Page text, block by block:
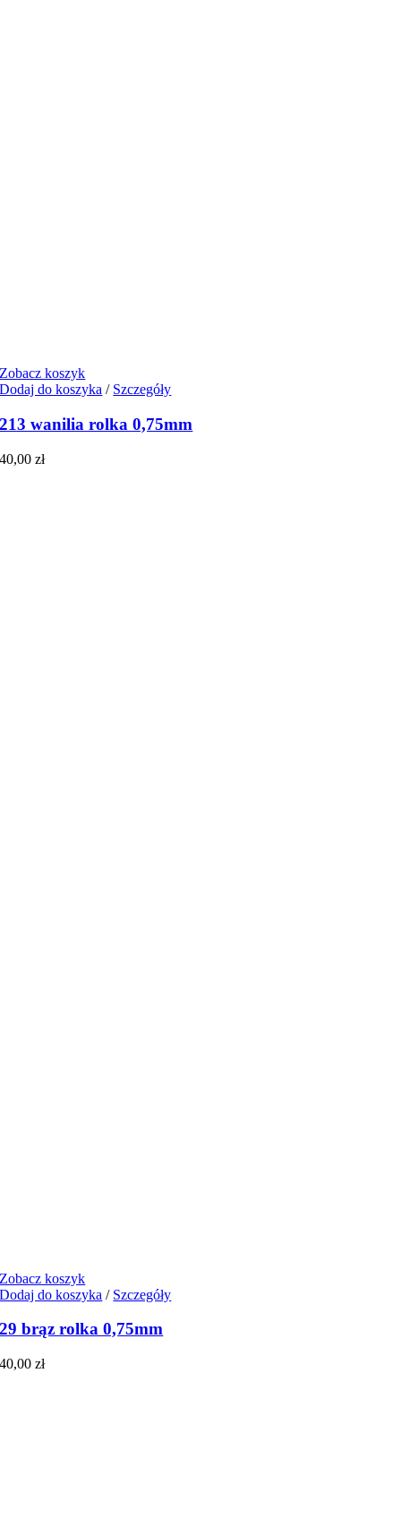
Zobacz koszyk
Dodaj do koszyka / Szczegóły
213 wanilia rolka 0,75mm
40,00zł
Zobacz koszyk
Dodaj do koszyka / Szczegóły
29 brąz rolka 0,75mm
40,00zł